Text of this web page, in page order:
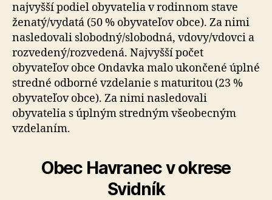
najvyšší podiel obyvatelia v rodinnom stave
ženatý/vydatá (50 % obyvateľov obce). Za nimi
nasledovali slobodný/slobodná, vdovy/vdovci a
rozvedený/rozvedená. Najvyšší počet
obyvateľov obce Ondavka malo ukončené úplné
stredné odborné vzdelanie s maturitou (23 %
obyvateľov obce). Za nimi nasledovali
obyvatelia s úplným stredným všeobecným
vzdelaním.
Obec Havranec v okrese
Svidník